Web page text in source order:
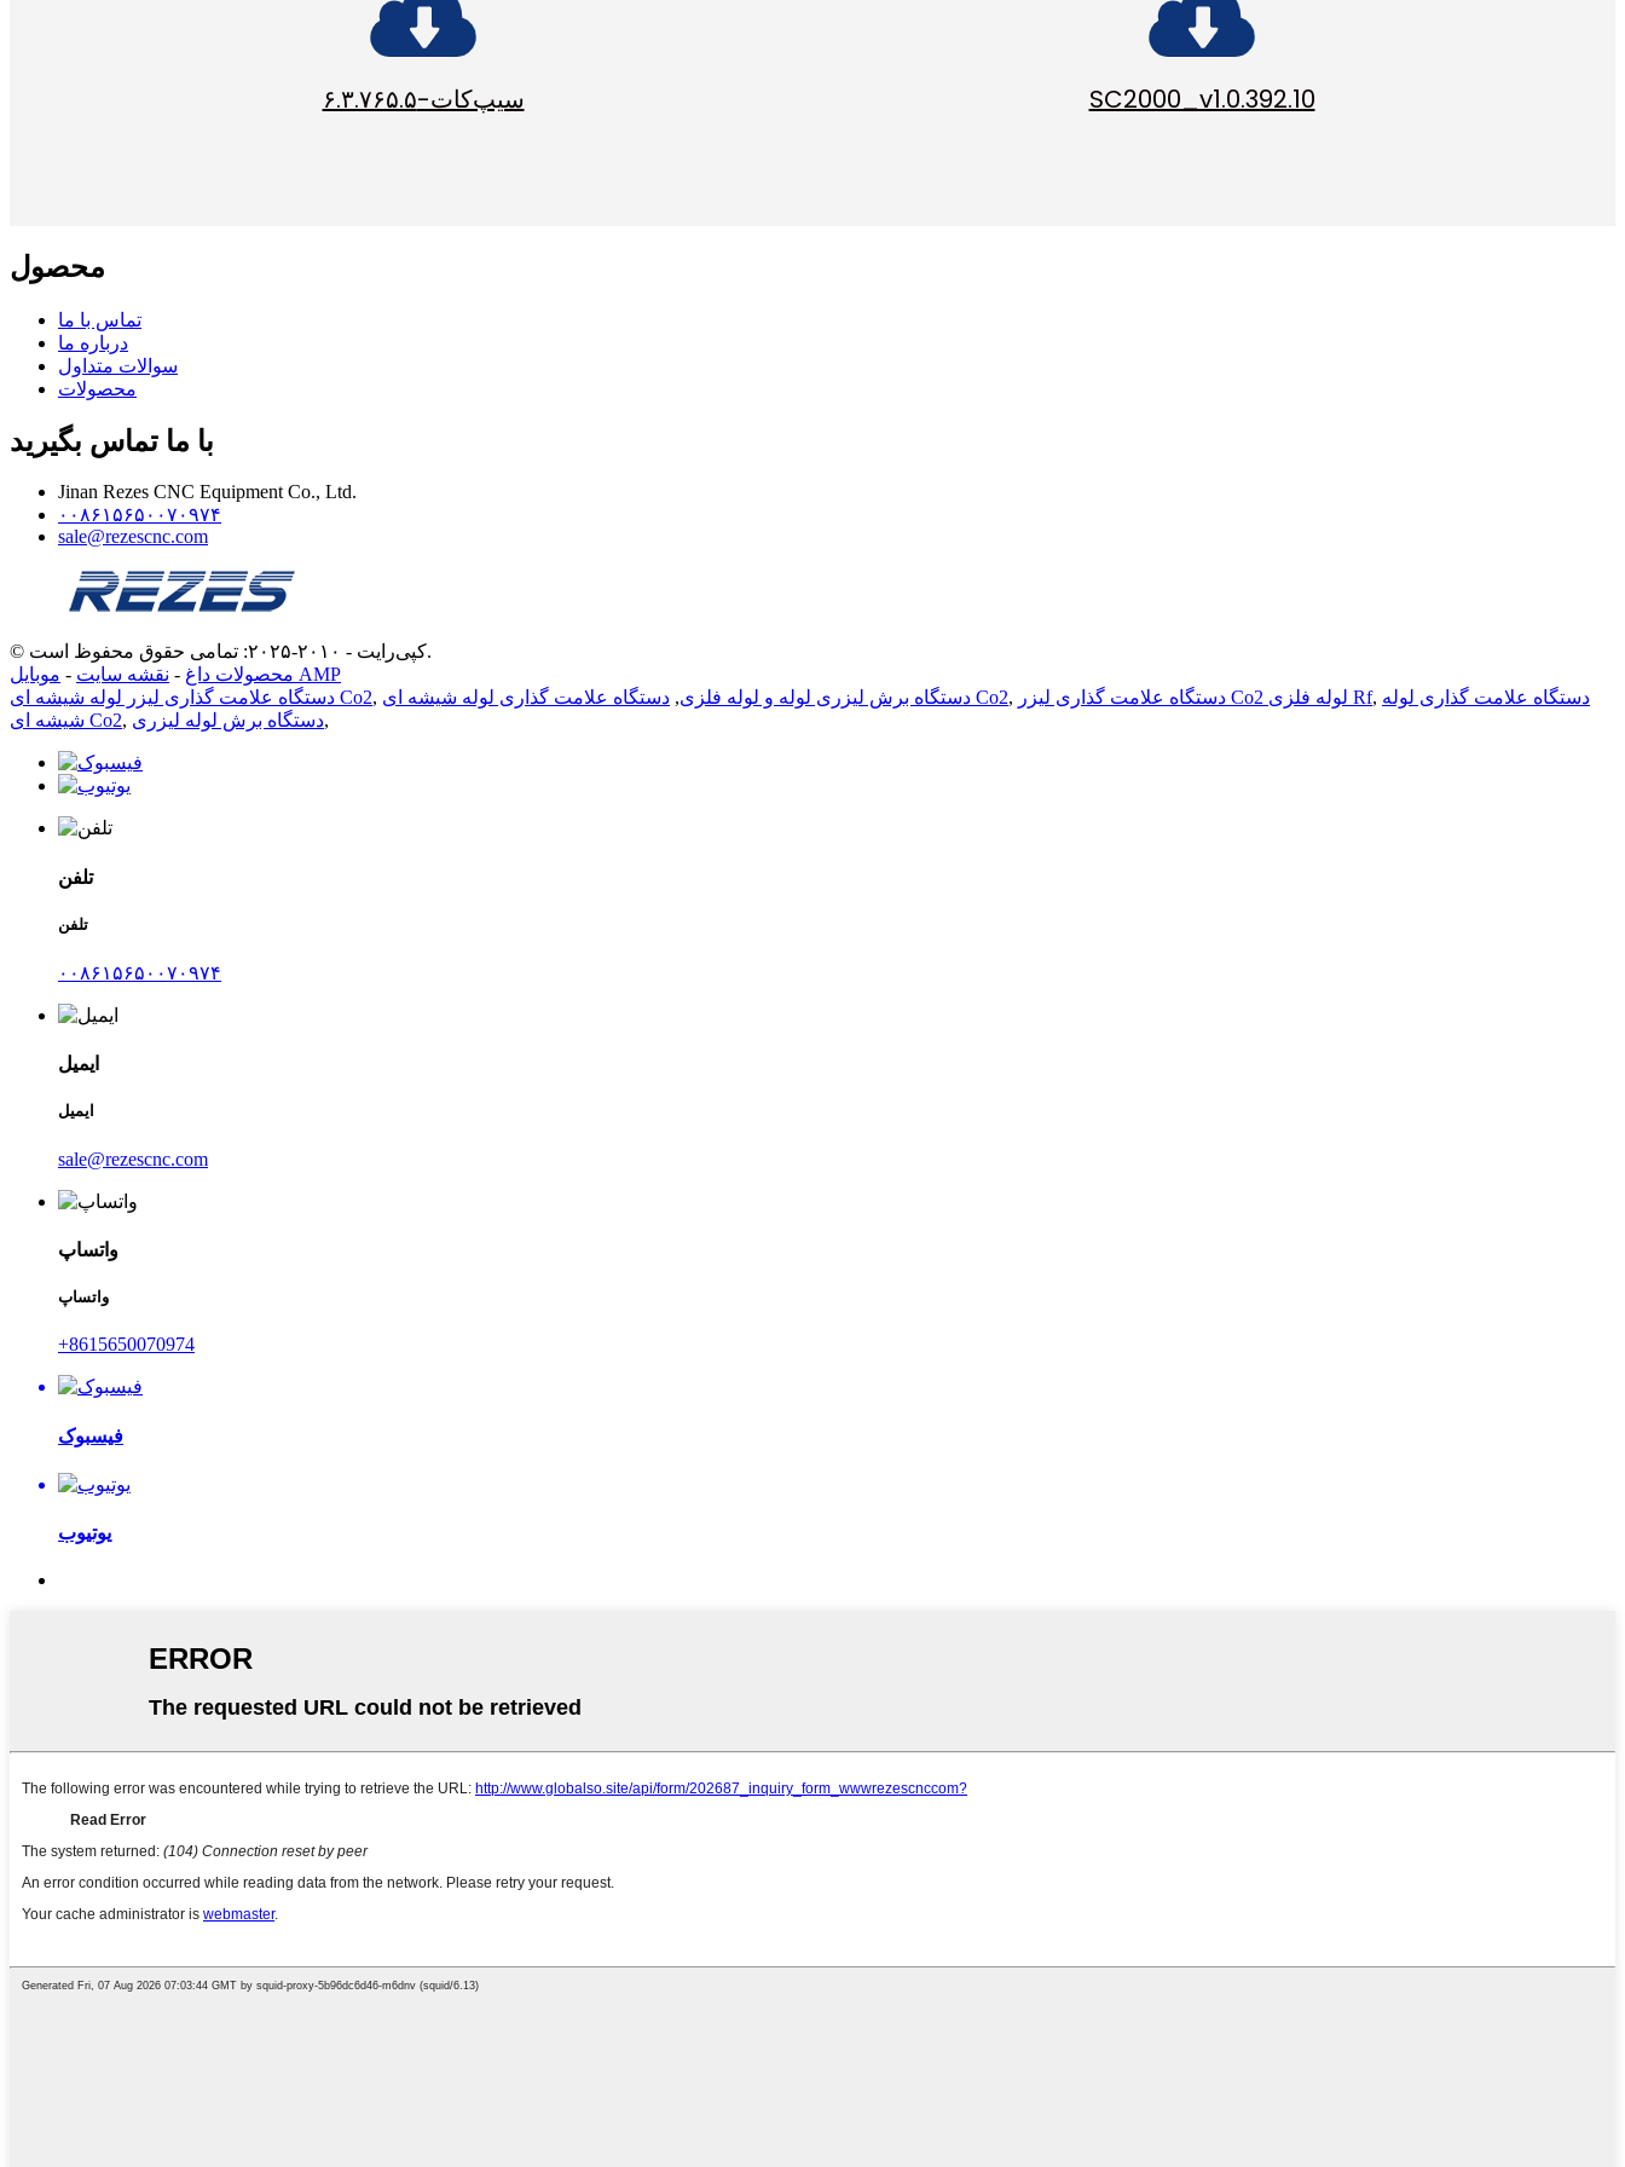
سیپ‌کات-۶.۳.۷۶۵.۵ SC2000_v1.0.392.10
محصول
تماس با ما
درباره ما
سوالات متداول
محصولات
با ما تماس بگیرید
Jinan Rezes CNC Equipment Co., Ltd.
۰۰۸۶۱۵۶۵۰۰۷۰۹۷۴
sale@rezescnc.com
© کپی‌رایت - ۲۰۱۰-۲۰۲۵: تمامی حقوق محفوظ است.
محصولات داغ - نقشه سایت -
موبایل AMP
دستگاه علامت گذاری لیزر لوله شیشه ای Co2, دستگاه برش لیزری لوله و لوله فلزی, دستگاه علامت گذاری لوله شیشه ای Co2, دستگاه علامت گذاری لیزر Co2 لوله فلزی Rf, دستگاه علامت گذاری لوله
شیشه ای Co2, دستگاه برش لوله لیزری,
تلفن
تلفن
۰۰۸۶۱۵۶۵۰۰۷۰۹۷۴
ایمیل
ایمیل
sale@rezescnc.com
واتساپ
واتساپ
‎+8615650070974‎
فیسبوک
یوتیوب